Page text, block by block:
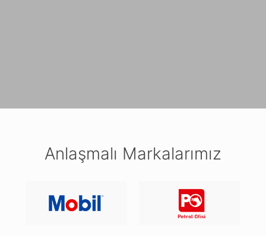
Anlaşmalı Markalarımız